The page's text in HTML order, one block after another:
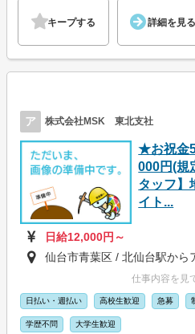
キープする 詳細を見る
ア 株式会社MSK 東北支社
★お祝金
000円(規
タッフ】
イト...
日給12,000円～
仙台市青葉区 / 北仙台駅から
仕事内容を見
日払い・週払い 高校生歓迎 急募
学歴不問 大学生歓迎